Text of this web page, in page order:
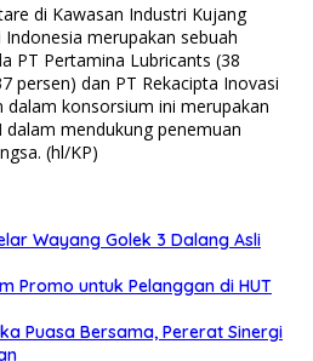
di Kawasan Industri Kujang
merupakan sebuah
PT Pertamina Lubricants (38
persen) dan PT Rekacipta Inovasi
dalam konsorsium ini merupakan
mendukung penemuan
(hl/KP)
Wayang Golek 3 Dalang Asli
Promo untuk Pelanggan di HUT
Puasa Bersama, Pererat Sinergi